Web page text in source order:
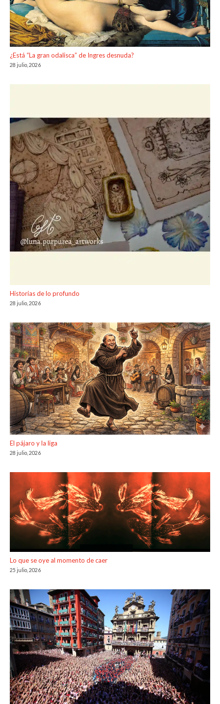
¿Está “La gran odalisca” de Ingres desnuda?
28 julio, 2026
Historias de lo profundo
28 julio, 2026
El pájaro y la liga
28 julio, 2026
Lo que se oye al momento de caer
25 julio, 2026